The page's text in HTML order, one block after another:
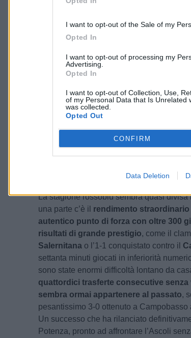
I want to opt-out of the Sale of my
Opted In
I want to opt-out of processing my
Advertising.
Opted In
I want to opt-out of Collection, Use,
of my Personal Data that Is Unrelated
was collected.
Opted Out
CONFIRM
Data Deletion
considerando anche Serie A e Serie B. Il
valorizzato definitivamente talenti come
momento più delicato: trasformare una
promozione.
Potenza tra impresa storica e sogno
Il Potenza, però, non ha alcuna
vittima designata. La squadra di De
piena di carattere, entusiasmo e risultati
di giocarsela contro chiunque.
La stagione rossoblù sembra quasi divisa
una parte c’è il rendimento straordinario
autentico punto di forza con oltre 300
risultati di grande prestigio, come il
Salernitana o l’1-1 conquistato contro il
settanta minuti giocati in inferiorità
sono state enormi difficoltà lontano da
quattordici trasferte consecutive senza
sembra ormai appartenere al passato,
pesantissimo 3-0 ottenuto a Campobasso
Un successo che ha rilanciato
Potenza, pronto ad affrontare l’Ascoli